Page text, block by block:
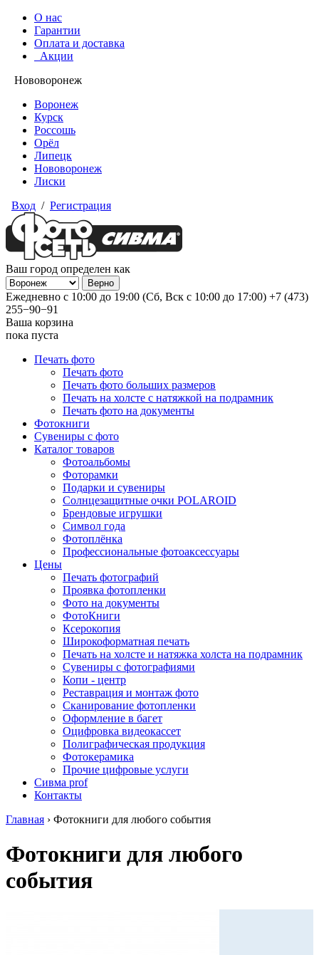
О нас
Гарантии
Оплата и доставка
Акции
Нововоронеж
Воронеж
Курск
Россошь
Орёл
Липецк
Нововоронеж
Лиски
Вход / Регистрация
Ваш город определен как
Ежедневно с 10:00 до 19:00 (Сб, Вск с 10:00 до 17:00) +7 (473)
255−90−91
Ваша корзина
пока пуста
Печать фото
Печать фото
Печать фото больших размеров
Печать на холсте с натяжкой на подрамник
Печать фото на документы
Фотокниги
Сувениры с фото
Каталог товаров
Фотоальбомы
Фоторамки
Подарки и сувениры
Солнцезащитные очки POLAROID
Брендовые игрушки
Символ года
Фотоплёнка
Профессиональные фотоаксессуары
Цены
Печать фотографий
Проявка фотопленки
Фото на документы
ФотоКниги
Ксерокопия
Широкоформатная печать
Печать на холсте и натяжка холста на подрамник
Сувениры с фотографиями
Копи - центр
Реставрация и монтаж фото
Сканирование фотопленки
Оформление в багет
Оцифровка видеокассет
Полиграфическая продукция
Фотокерамика
Прочие цифровые услуги
Сивма prof
Контакты
Главная › Фотокниги для любого события
Фотокниги для любого
события